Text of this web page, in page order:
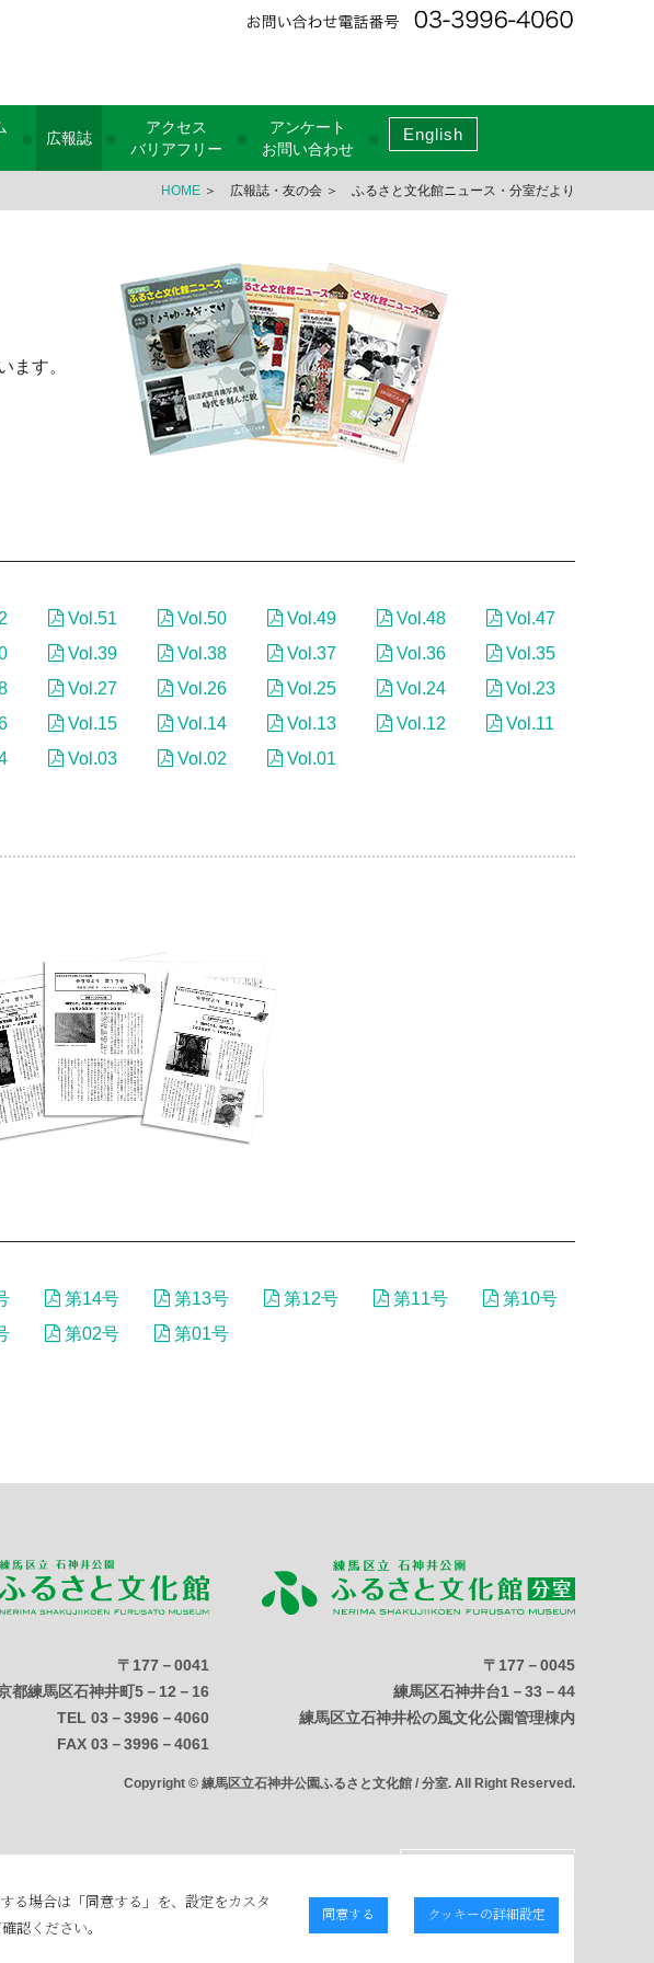
広報誌
アクセス
バリアフリー
アンケート
お問い合わせ
English
HOME ＞ 広報誌・友の会 ＞ ふるさと文化館ニュース・分室だより
ます。
Vol.51 Vol.50 Vol.49 Vol.48
Vol.47
Vol.39 Vol.38 Vol.37 Vol.36
Vol.35
Vol.27 Vol.26 Vol.25 Vol.24
Vol.23
Vol.15 Vol.14 Vol.13 Vol.12
Vol.11
Vol.03 Vol.02 Vol.01
第14号 第13号 第12号 第11号
第10号
第02号 第01号
〒177－0045
練馬区石神井台1－33－44
練馬区立石神井松の風文化公園管理棟内
〒177－0041
都練馬区石神井町5－12－16
TEL 03－3996－4060
FAX 03－3996－4061
Copyright © 練馬区立石神井公園ふるさと文化館 / 分室. All Right Reserved.
る場合は「同意する」を、設定をカスタ
認ください。
同意する クッキーの詳細設定